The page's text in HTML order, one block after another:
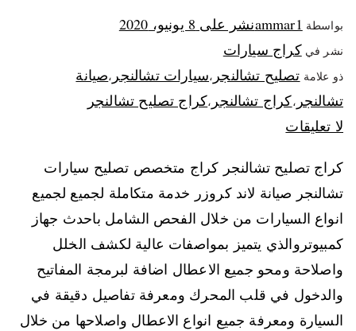
بواسطة ammar1نشر على 8 يونيو، 2020
نشر في كراج سيارات
ذو علامة تصليح تشالنجر ،سيارات تشالنجر ،صيانة
تشالنجر ،كراج تشالنجر ،كراج تصليح تشالنجر
لا تعليقات
كراج تصليح تشالنجر كراج متخصص تصليح سيارات
تشالنجر صيانة لاند كروزر خدمة متكاملة لجميع لجميع
انواع السيارات من خلال الفحص الشامل باحدث جهاز
كمبيوتروالذي يتميز بمواصفات عالية لكشف الخلل
واصلاحة ومحو جميع الاعطال اضافة لبرمجة المفاتيح
والدخول في قلب المحرك ومعرفة تفاصيل دقيقة في
السيارة ومعرفة جميع انواع الاعطال واصلاحها من خلال